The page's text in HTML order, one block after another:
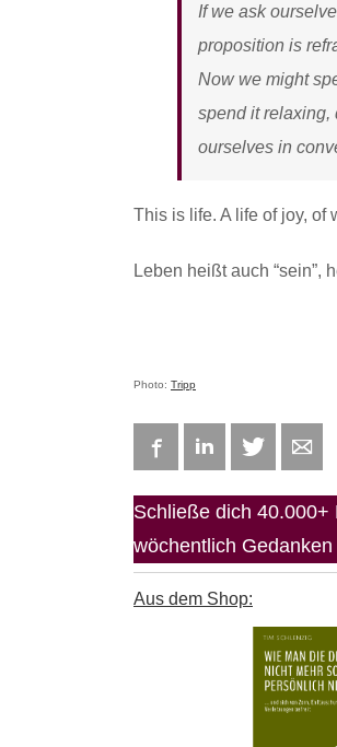
If we ask
proposition is
Now we might
spend it relaxing,
ourselves in
This is life. A life of joy, of
Leben heißt auch “sein”,
Photo: Tripp
FacebookLinkedIn Twitter
Schließe dich
wöchentlich
Aus dem Shop: